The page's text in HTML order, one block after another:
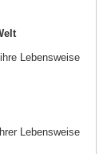
Lebensweise
Lebensweise